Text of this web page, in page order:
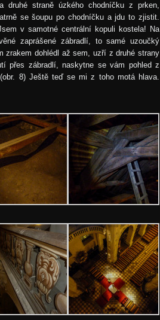
druhé straně úzkého chodníčku z prken,
se šoupu po chodníčku a jdu to zjistit.
v samotné centrální kopuli kostela! Na
zaprášené zábradlí, to samé uzoučký
zrakem dohlédl až sem, uzří z druhé strany
přes zábradlí, naskytne se vám pohled z
8) Ještě teď se mi z toho motá hlava.